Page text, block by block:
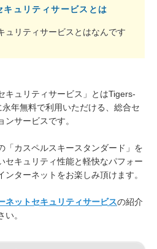
キュリティサービスとは
ュリティサービスとはなんです
キュリティサービス」とはTigers-
年無料で利用いただける、総合セ
ンサービスです。
「カスペルスキースタンダード」を
セキュリティ性能と軽快なパフォー
ンターネットをお楽しみ頂けます。
ネットセキュリティサービスの紹介
。